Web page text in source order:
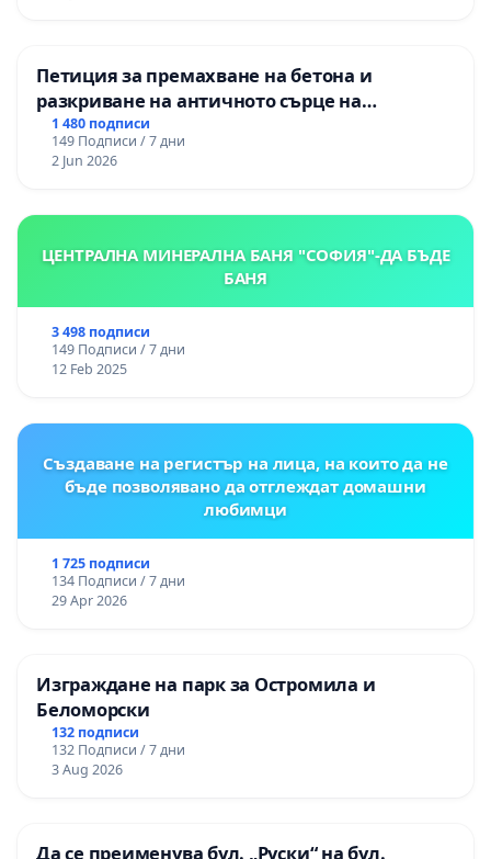
Петиция за премахване на бетона и
разкриване на античното сърце на
Могиланската могила във Враца
1 480 подписи
149 Подписи / 7 дни
2 Jun 2026
ЦЕНТРАЛНА МИНЕРАЛНА БАНЯ "СОФИЯ"-ДА БЪДЕ
БАНЯ
3 498 подписи
149 Подписи / 7 дни
12 Feb 2025
Създаване на регистър на лица, на които да не
бъде позволявано да отглеждат домашни
любимци
1 725 подписи
134 Подписи / 7 дни
29 Apr 2026
Изграждане на парк за Остромила и
Беломорски
132 подписи
132 Подписи / 7 дни
3 Aug 2026
Да се преименува бул. „Руски“ на бул.